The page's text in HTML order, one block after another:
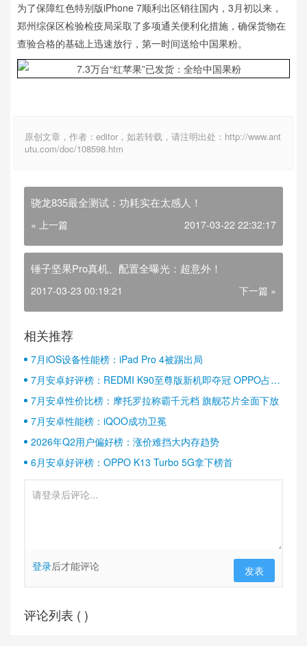
为了保障红色特别版iPhone 7顺利出区销往国内，3月初以来，
郑州综保区检验检疫局采取了多项通关便利化措施，确保货物在
查验合格的基础上迅速放行，第一时间送给中国果粉。
原创文章，作者：editor，如若转载，请注明出处：http://www.ant
utu.com/doc/108598.htm
骁龙835最全测试：功耗实在太感人！
« 上一篇 2017-03-22 22:32:17
锤子坚果Pro真机、配置全曝光：超意外！
2017-03-23 00:19:21 下一篇 »
相关推荐
7月iOS设备性能榜：iPad Pro 4被踢出局
7月安卓好评榜：REDMI K90至尊版新机即夺冠 OPPO占据
半壁江山
7月安卓性价比榜：摩托罗拉称霸千元档 旗舰芯片全面下放
7月安卓性能榜：iQOO成功卫冕
2026年Q2用户偏好榜：涨价难挡大内存趋势
6月安卓好评榜：OPPO K13 Turbo 5G拿下榜首
登录后才能评论 发表
评论列表 ( )